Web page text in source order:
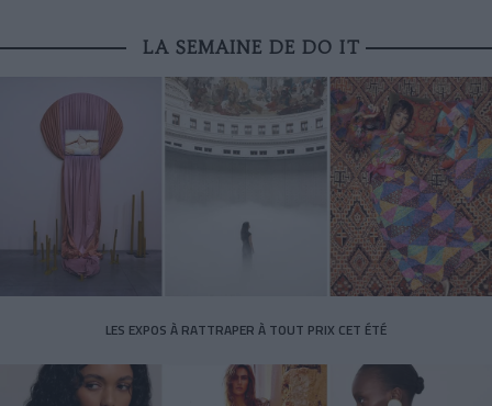
LA SEMAINE DE DO IT
LES EXPOS À RATTRAPER À TOUT PRIX CET ÉTÉ